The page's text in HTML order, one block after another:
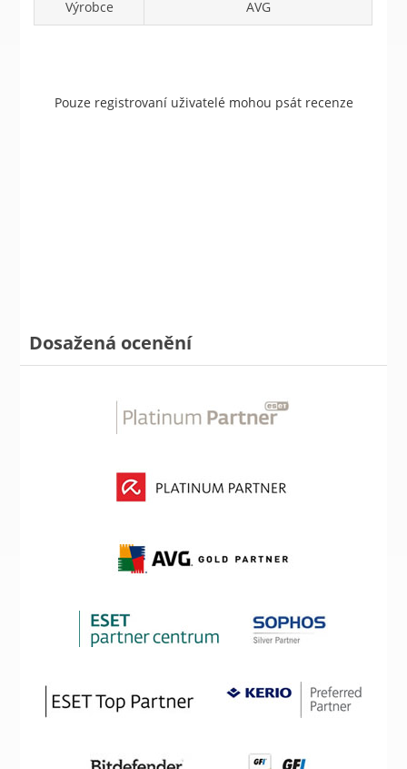
Výrobce AVG
Pouze registrovaní uživatelé mohou psát recenze
Dosažená ocenění